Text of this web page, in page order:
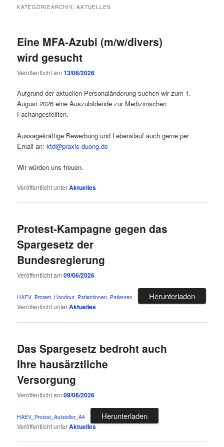
KATEGORIEARCHIV:AKTUELLES
Eine MFA-Azubi (m/w/divers)
wird gesucht
Veröffentlicht am13/06/2026
Aufgrund der aktuellen Personaländerung suchen wir zum 1.
August 2026 eine Auszubildende zur Medizinischen
Fachangestellten.
Aussagekräftige Bewerbung und Lebenslauf auch gerne per
Email an:ktd@praxis-duong.de
Wir würden uns freuen.
Veröffentlicht unterAktuelles
Protest-Kampagne gegen das
Spargesetz der
Bundesregierung
Veröffentlicht am09/06/2026
HAEV_Protest_Handout_Patientinnen_Patienten Herunterladen
Veröffentlicht unterAktuelles
Das Spargesetz bedroht auch
Ihre hausärztliche
Versorgung
Veröffentlicht am09/06/2026
HAEV_Protest_Aufsteller_A4 Herunterladen
Veröffentlicht unterAktuelles